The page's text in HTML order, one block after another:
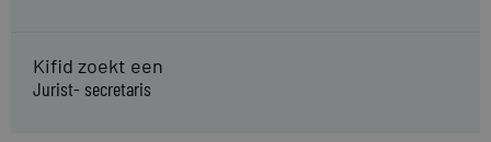
Kifid zoekt een
Jurist- secretaris